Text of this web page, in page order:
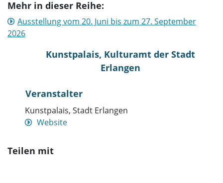
Mehr in dieser Reihe:
Ausstellung vom 20. Juni bis zum 27. September
2026
Kunstpalais, Kulturamt der Stadt
Erlangen
Veranstalter
Kunstpalais, Stadt Erlangen
Website
Teilen mit